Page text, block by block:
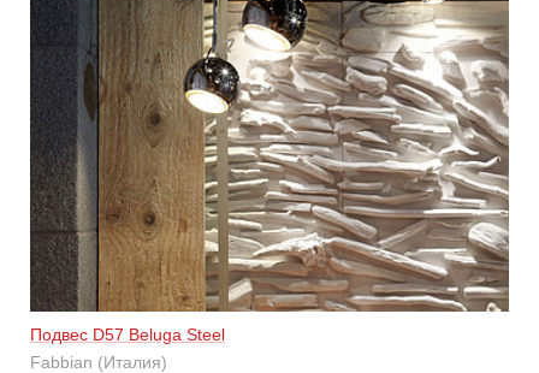
Подвес D57 Beluga Steel
Fabbian (Италия)